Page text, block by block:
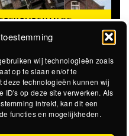
wij technologieën zoals
op te slaan en/of te
deze technologieën kunnen wij
ID's op deze site verwerken. Als
intrekt, kan dit een
functies en mogelijkheden.
VAN DE